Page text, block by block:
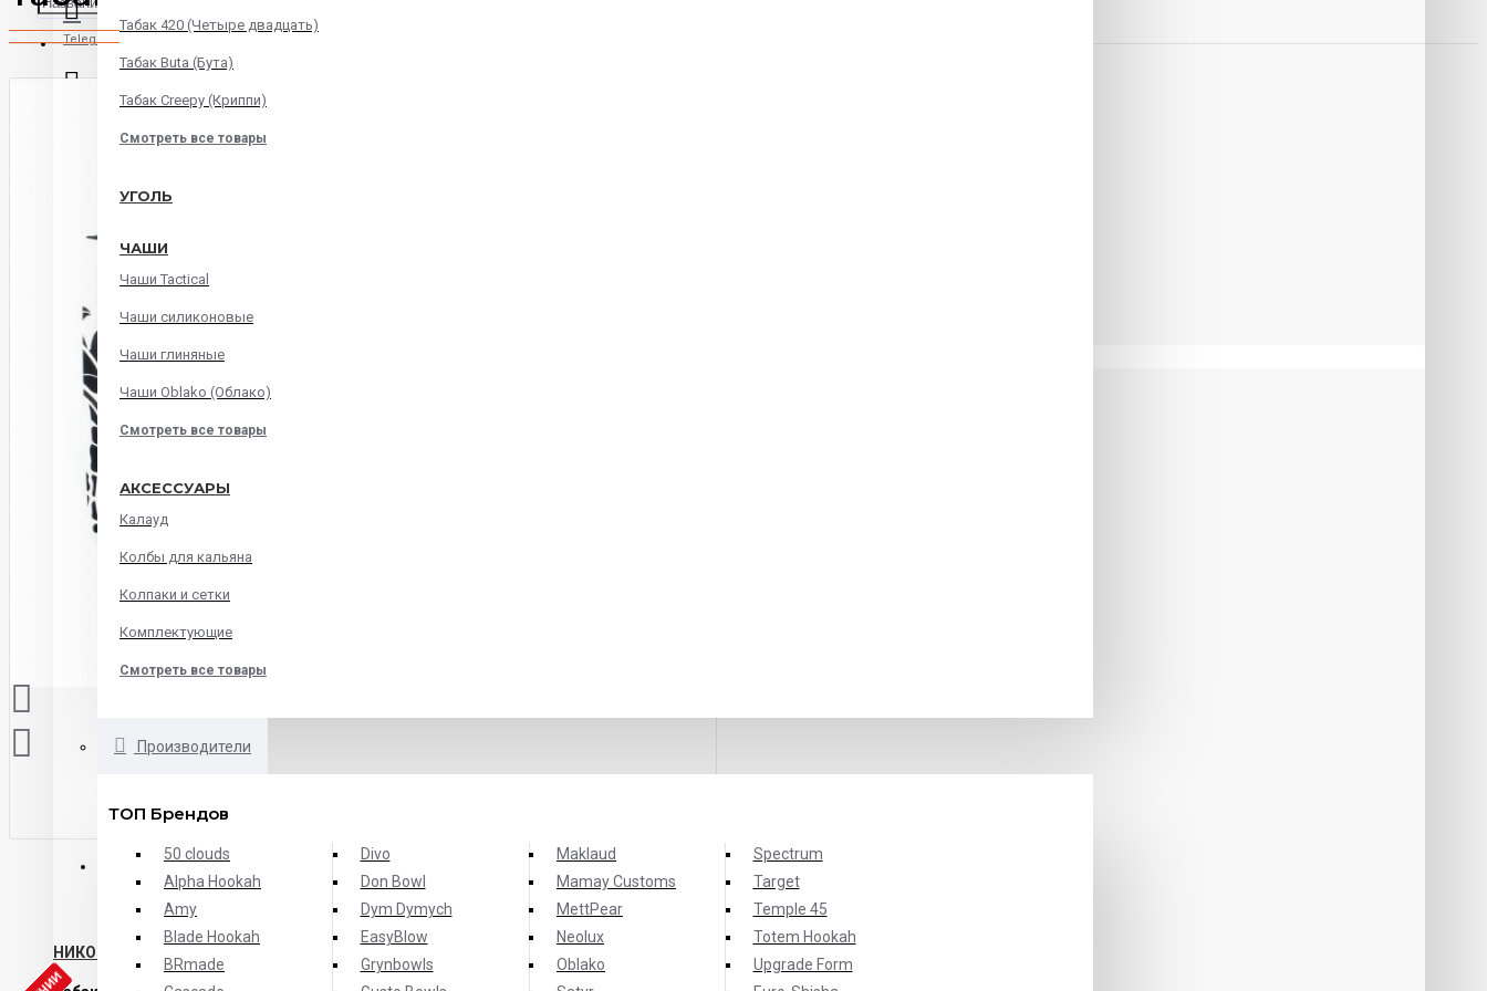
Telegram
Instagram
Корзина
В корзине пусто!
Табак 420 (Четыре двадцать)
Табак Buta (Бута)
Табак Creepy (Криппи)
Смотреть все товары
УГОЛЬ
ЧАШИ
Чаши Tactical
Чаши силиконовые
Чаши глиняные
Чаши Oblako (Облако)
Смотреть все товары
АКСЕССУАРЫ
Калауд
Колбы для кальяна
Колпаки и сетки
Комплектующие
Смотреть все товары
Производители
ТОП Брендов
50 clouds
Alpha Hookah
Amy
Blade Hookah
BRmade
Divo
Don Bowl
Dym Dymych
EasyBlow
Grynbowls
Maklaud
Mamay Customs
MettPear
Neolux
Oblako
Spectrum
Target
Temple 45
Totem Hookah
Upgrade Form
ОПИСАНИЕ ХАРАКТЕРИСТИКИ
НИКОГДА БОЛЬШЕ И НЕ БУДЕТ